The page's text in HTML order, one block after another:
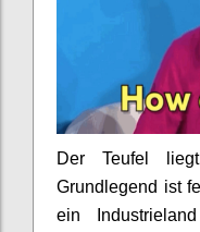
Der Teufel
Grundlegend ist
ein